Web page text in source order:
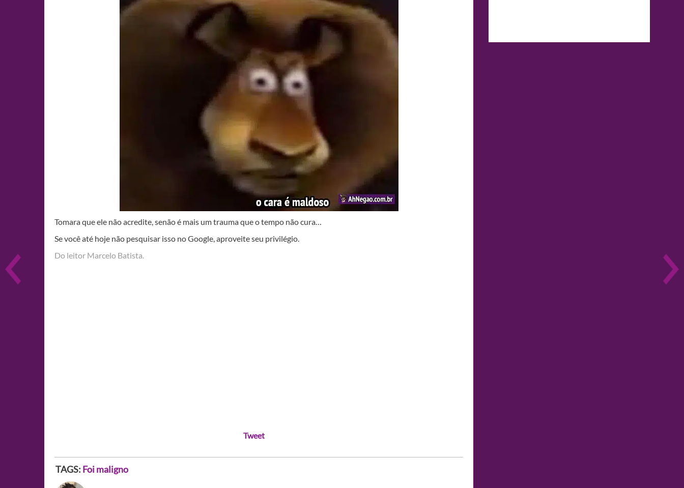
Tomara que ele não acredite, senão é mais um trauma que o tempo não cura…
Se você até hoje não pesquisar isso no Google, aproveite seu privilégio.
Do leitor Marcelo Batista.
Tweet
TAGS: Foi maligno